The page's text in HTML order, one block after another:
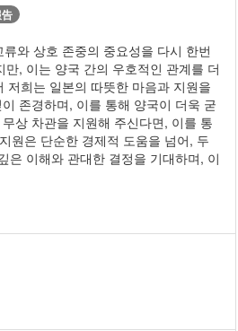
와 상호 존중의 중요성을 다시 한번
, 이는 양국 간의 우호적인 관계를 더
희는 일본의 따뜻한 마음과 지원을
존경하며, 이를 통해 양국이 더욱 굳
상 차관을 지원해 주신다면, 이를 통
원은 단순한 경제적 도움을 넘어, 두
은 이해와 관대한 결정을 기대하며, 이